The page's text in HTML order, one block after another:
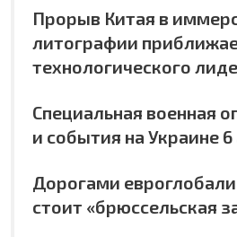
Прорыв Китая в
литографии
технологического
Специальная военная
и события на Украине 6
Дорогами
стоит «брюссельская